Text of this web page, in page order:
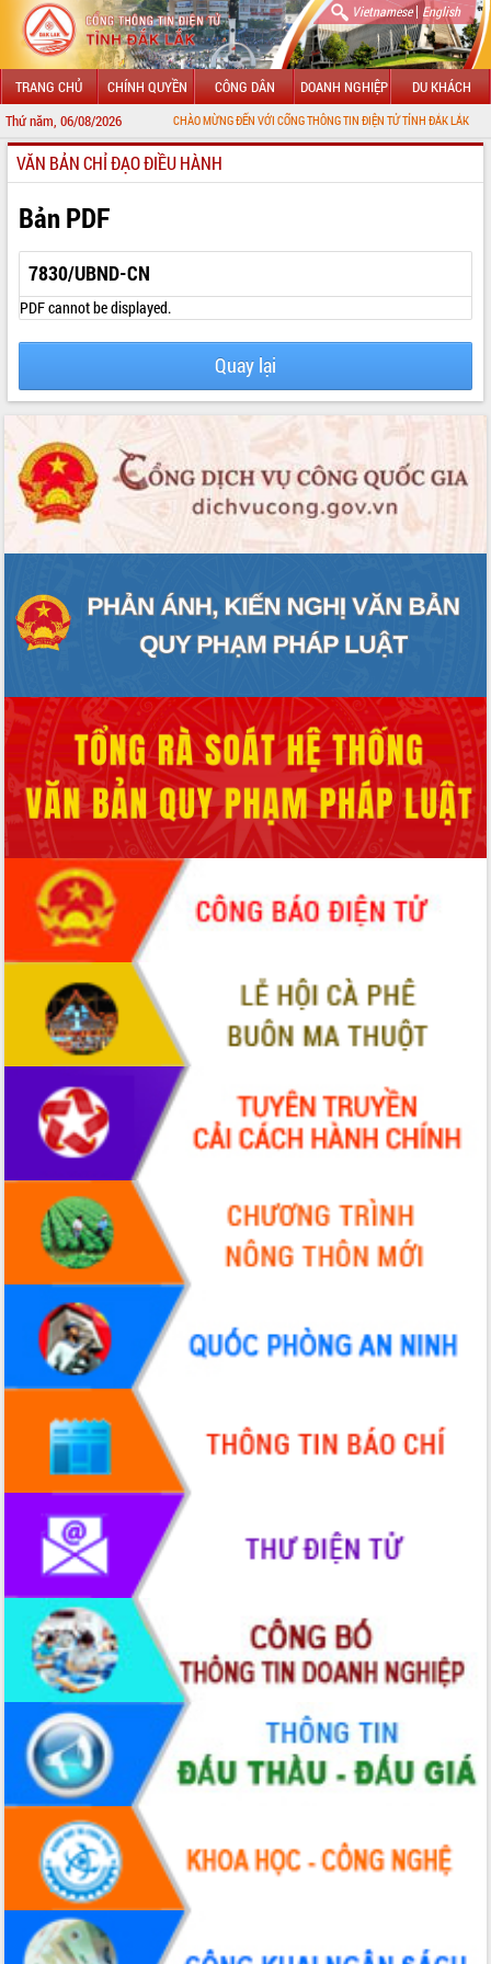
Vietnamese| English
TRANG CHỦ CHÍNH QUYỀN CÔNG DÂN DOANH NGHIỆP DU KHÁCH
Thứ năm, 06/08/2026CHÀO MỪNG ĐẾN VỚI CỔNG THÔNG TIN ĐIỆN TỬ TỈNH ĐẮK LẮK
GIỚI THIỆU
LÃNH ĐẠO UBND TỈNH
TIN TỨC SỰ KIỆN
SỞ, BAN, NGÀNH
UBND CÁC XÃ, PHƯỜNG
THÔNG TIN CHỈ ĐẠO ĐIỀU HÀNH
VĂN BẢN HĐND TỈNH
ĐIỂM TIN VĂN BẢN
VIDEO
Không có file video nào để phát.
ALBUM ẢNH
LIÊN KẾT WEB
VĂN BẢN CHỈ ĐẠO ĐIỀU HÀNH
Bản PDF
7830/UBND-CN
PDF cannot be displayed.
Quay lại